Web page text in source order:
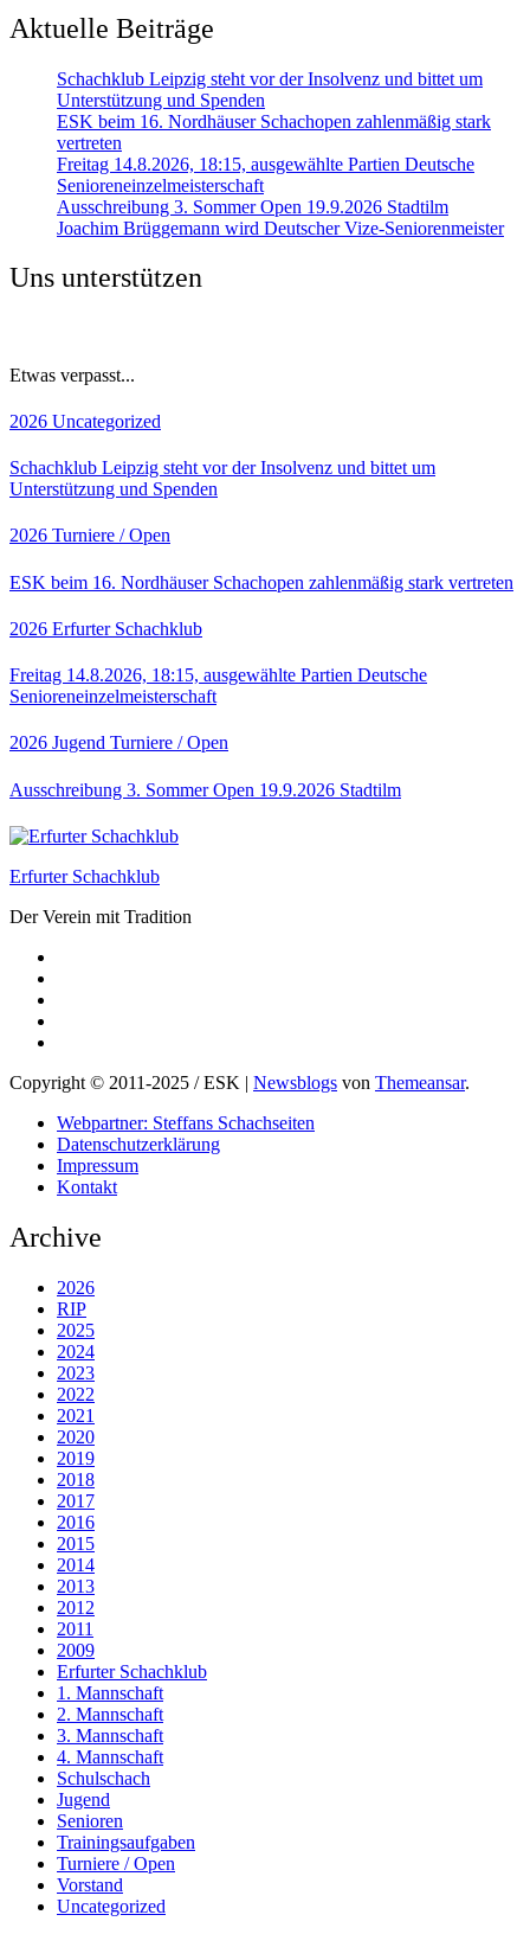
Aktuelle Beiträge
Schachklub Leipzig steht vor der Insolvenz und bittet um
Unterstützung und Spenden
ESK beim 16. Nordhäuser Schachopen zahlenmäßig stark
vertreten
Freitag 14.8.2026, 18:15, ausgewählte Partien Deutsche
Senioreneinzelmeisterschaft
Ausschreibung 3. Sommer Open 19.9.2026 Stadtilm
Joachim Brüggemann wird Deutscher Vize-Seniorenmeister
Uns unterstützen
Etwas verpasst...
2026 Uncategorized
Schachklub Leipzig steht vor der Insolvenz und bittet um
Unterstützung und Spenden
2026 Turniere / Open
ESK beim 16. Nordhäuser Schachopen zahlenmäßig stark vertreten
2026 Erfurter Schachklub
Freitag 14.8.2026, 18:15, ausgewählte Partien Deutsche
Senioreneinzelmeisterschaft
2026 Jugend Turniere / Open
Ausschreibung 3. Sommer Open 19.9.2026 Stadtilm
Erfurter Schachklub
Der Verein mit Tradition
Copyright © 2011-2025 / ESK | Newsblogs von Themeansar.
Webpartner: Steffans Schachseiten
Datenschutzerklärung
Impressum
Kontakt
Archive
2026
RIP
2025
2024
2023
2022
2021
2020
2019
2018
2017
2016
2015
2014
2013
2012
2011
2009
Erfurter Schachklub
1. Mannschaft
2. Mannschaft
3. Mannschaft
4. Mannschaft
Schulschach
Jugend
Senioren
Trainingsaufgaben
Turniere / Open
Vorstand
Uncategorized